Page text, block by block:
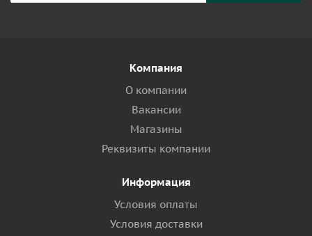
Компания
О компании
Вакансии
Магазины
Реквизиты компании
Информация
Условия оплаты
Условия доставки